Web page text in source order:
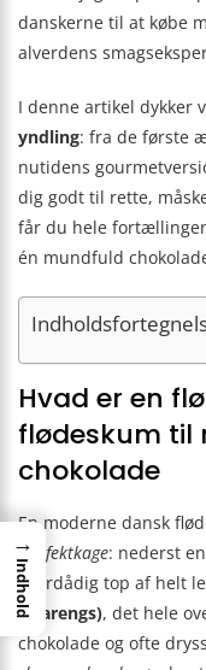
danskerne til at købe
alverdens
I denne artikel dykker
yndling: fra de første
nutidens
dig godt til rette,
får du hele
én mundfuld
Hvad er en
flødeskum til
chokolade
En moderne dansk
konfektkage: nederst
overdådig top af helt
(marengs), det hele
chokolade og ofte
→
Indhold